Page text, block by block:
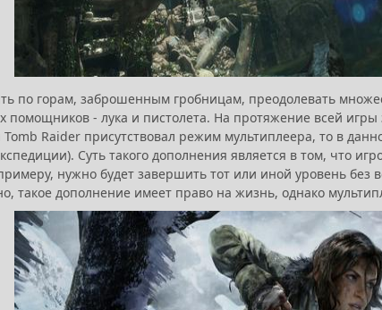
по горам, заброшенным гробницам, преодолевать
- лука и пистолета. На протяжение всей игры
Raider присутствовал режим мультиплеера, то в
Суть такого дополнения является в том, что
нужно будет завершить тот или иной уровень
такое дополнение имеет право на жизнь, однако